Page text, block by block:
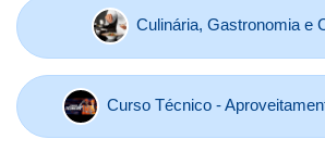
Culinária, Gastronomia e
Curso Técnico -